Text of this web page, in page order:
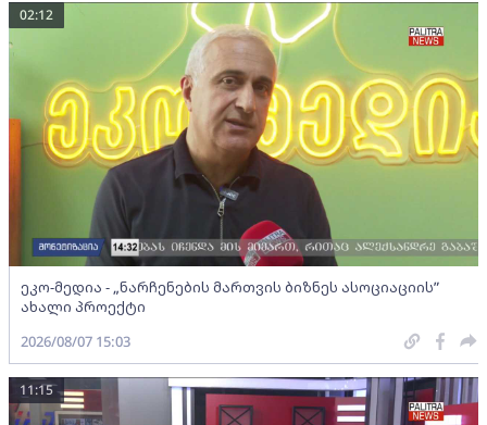
ეკო-მედია - „ნარჩენების მართვის ბიზნეს ასოციაციის”
ახალი პროექტი
02:12
2026/08/07 15:03
11:15